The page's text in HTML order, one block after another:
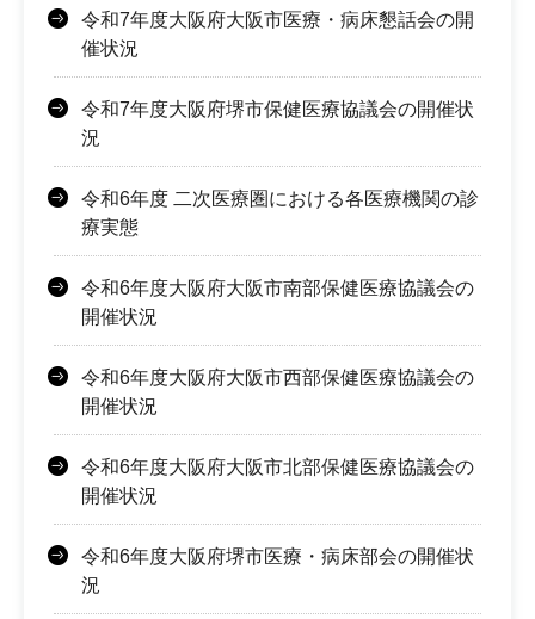
令和7年度大阪府大阪市医療・病床懇話会の開
催状況
令和7年度大阪府堺市保健医療協議会の開催状
況
令和6年度 二次医療圏における各医療機関の診
療実態
令和6年度大阪府大阪市南部保健医療協議会の
開催状況
令和6年度大阪府大阪市西部保健医療協議会の
開催状況
令和6年度大阪府大阪市北部保健医療協議会の
開催状況
令和6年度大阪府堺市医療・病床部会の開催状
況